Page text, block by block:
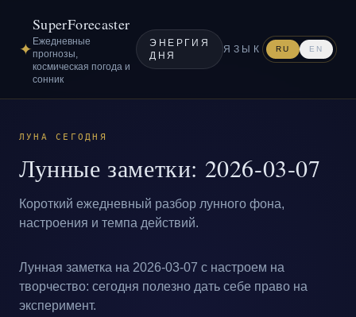
✦
SuperForecaster
Ежедневные
прогнозы,
космическая погода и
сонник
ЭНЕРГИЯ
ДНЯ
ЯЗЫК RU EN
ЛУНА СЕГОДНЯ
Лунные заметки: 2026-03-07
Короткий ежедневный разбор лунного фона,
настроения и темпа действий.
Лунная заметка на 2026-03-07 с настроем на
творчество: сегодня полезно дать себе право на
эксперимент.